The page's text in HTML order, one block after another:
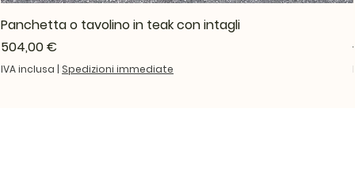
Panchetta o tavolino in teak con intagli
Prezzo
504,00 €
IVA inclusa | Spedizioni immediate